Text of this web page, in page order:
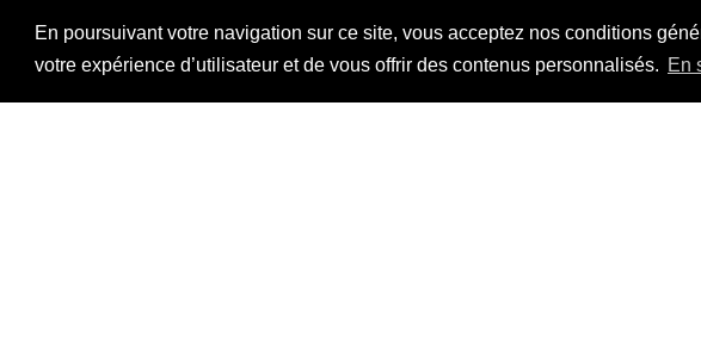
En poursuivant votre navigation sur ce site, vous acceptez nos conditions
votre expérience d’utilisateur et de vous offrir des contenus personnalisés. En